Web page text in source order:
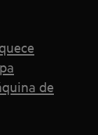
de